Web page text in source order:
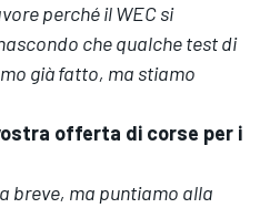
perché il WEC si
che qualche test di
già fatto, ma stiamo
offerta di corse per i
breve, ma puntiamo alla